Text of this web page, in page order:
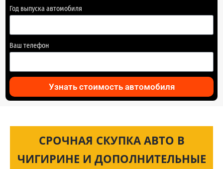
Год выпуска автомобиля
Ваш телефон
Узнать стоимость автомобиля
СРОЧНАЯ СКУПКА АВТО В
ЧИГИРИНЕ И ДОПОЛНИТЕЛЬНЫЕ